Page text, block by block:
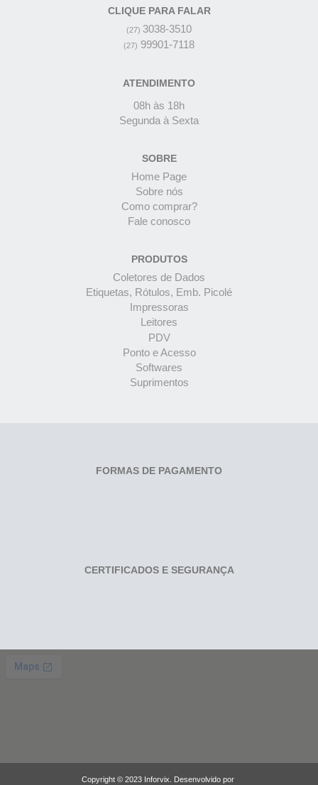
CLIQUE PARA FALAR
(27) 3038-3510
(27) 99901-7118
ATENDIMENTO
08h às 18h
Segunda à Sexta
SOBRE
Home Page
Sobre nós
Como comprar?
Fale conosco
PRODUTOS
Coletores de Dados
Etiquetas, Rótulos, Emb. Picolé
Impressoras
Leitores
PDV
Ponto e Acesso
Softwares
Suprimentos
FORMAS DE PAGAMENTO
CERTIFICADOS E SEGURANÇA
Copyright © 2023 Inforvix. Desenvolvido por